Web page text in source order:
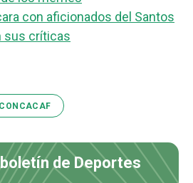
con aficionados del Santos
sus críticas
de Deportes